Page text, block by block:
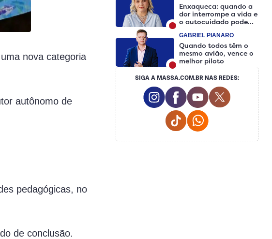
nova categoria
autônomo de
pedagógicas, no
de conclusão.
Enxaqueca: quando a
dor interrompe a vida e
o autocuidado pode
GABRIEL PIANARO
Quando todos têm o
mesmo avião, vence o
melhor piloto
SIGA A MASSA.COM.BR NAS REDES:
Instagram Social Media
Facebook Social Media
Youtube Social
Twitter
Tiktok Social Media
Whatsapp Social